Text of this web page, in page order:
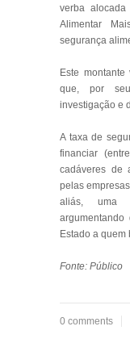
verba
Alimentar
segurança
Este
que, por
investigação e
A taxa de
financiar
cadáveres de
pelas
aliás, uma
Estado a
Fonte: Público
0 comments